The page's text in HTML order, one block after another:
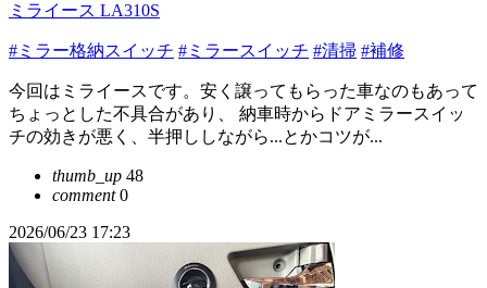
ミライース LA310S
#ミラー格納スイッチ #ミラースイッチ #清掃 #補修
今回はミライースです。安く譲ってもらった車なのもあって
ちょっとした不具合があり、 納車時からドアミラースイッ
チの効きが悪く、半押ししながら...とかコツが...
thumb_up 48
comment0
2026/06/23 17:23